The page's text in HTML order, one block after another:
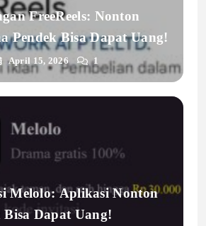
FreeReels: Nonton
Pendek Bisa Dapat Uang!
April 15, 2026 1
Melolo: Aplikasi Nonton
Dapat Uang!